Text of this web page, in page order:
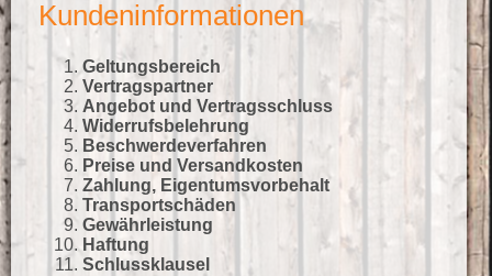
Kletterbedarf
Outdoorbekleidung
Outdoor- und Reisebedarf
Rucksäcke
Schlafsäcke
Wanderschuhe
Zelte
Service
Verleih
Team
Marken
Kontakt
Kundeninformationen
Geltungsbereich
Vertragspartner
Angebot und Vertragsschluss
Widerrufsbelehrung
Beschwerdeverfahren
Preise und Versandkosten
Zahlung, Eigentumsvorbehalt
Transportschäden
Gewährleistung
Haftung
Schlussklausel